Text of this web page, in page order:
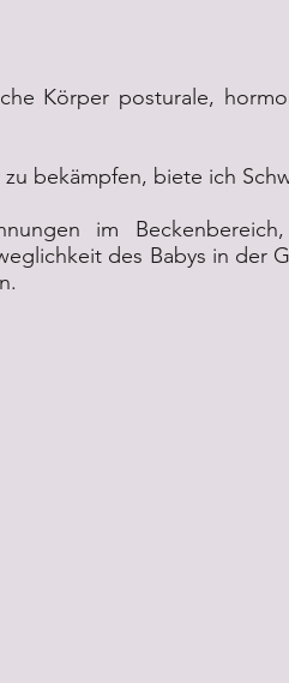
Körper posturale,
bekämpfen, biete ich
im
des Babys in der